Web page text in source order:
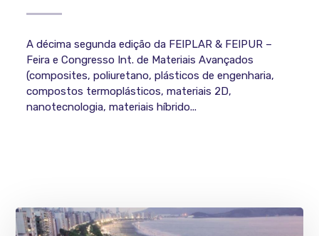
A décima segunda edição da FEIPLAR & FEIPUR –
Feira e Congresso Int. de Materiais Avançados
(composites, poliuretano, plásticos de engenharia,
compostos termoplásticos, materiais 2D,
nanotecnologia, materiais híbrido...